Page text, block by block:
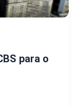
para o